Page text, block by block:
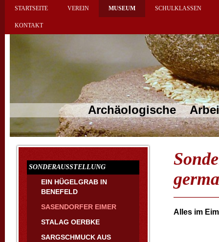
STARTSEITE VEREIN MUSEUM SCHULKLASSEN
KONTAKT
Archäologische
SONDERAUSSTELLUNG
EIN HÜGELGRAB IN
BENEFELD
SASENDORFER EIMER
STALAG OERBKE
SARGSCHMUCK AUS
Alles im